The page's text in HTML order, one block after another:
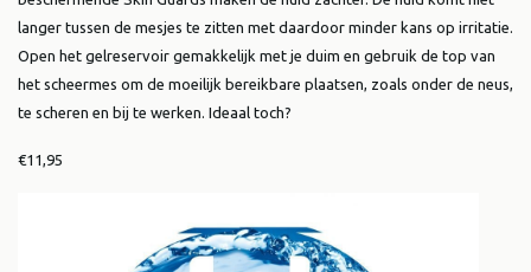
langer tussen de mesjes te zitten met daardoor minder kans op irritatie.
Open het gelreservoir gemakkelijk met je duim en gebruik de top van
het scheermes om de moeilijk bereikbare plaatsen, zoals onder de neus,
te scheren en bij te werken. Ideaal toch?
€11,95